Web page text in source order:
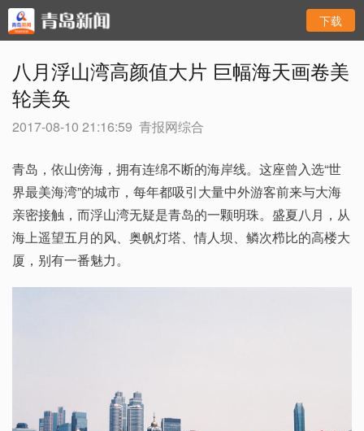
下载
八月浮山湾高颜值大片 巨幅海天画卷美
轮美奂
2017-08-10 21:16:59 青报网综合
青岛，依山傍海，拥有连绵不断的海岸线。这座曾入选“世
界最美海湾”的城市，每年都吸引大量中外游客前来与大海
亲密接触，而浮山湾无疑是青岛的一颗明珠。盛夏八月，从
海上遥望五月的风、奥帆灯塔、情人坝、鳞次栉比的高楼大
厦，别有一番魅力。